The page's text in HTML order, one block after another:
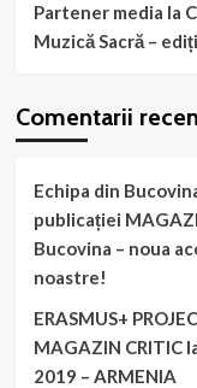
Partener media la
Muzică Sacră –
Comentarii
Echipa din
publicației
Bucovina – noua
noastre!
ERASMUS+
MAGAZIN CRITIC
2019 – ARMENIA